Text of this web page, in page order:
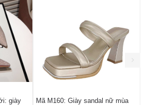
giày
Mã M160: Giày sandal nữ mùa